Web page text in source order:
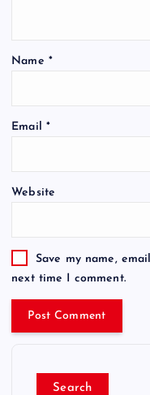
Name *
Email *
Website
Save my name,
next time I comment.
Search